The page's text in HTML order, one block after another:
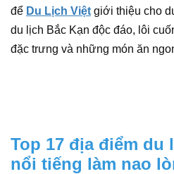
để Du Lịch Việt giới thiệu cho
du lịch Bắc Kạn độc đáo, lôi
đặc trưng và những món ăn
Top 17 địa điểm du
nổi tiếng làm nao